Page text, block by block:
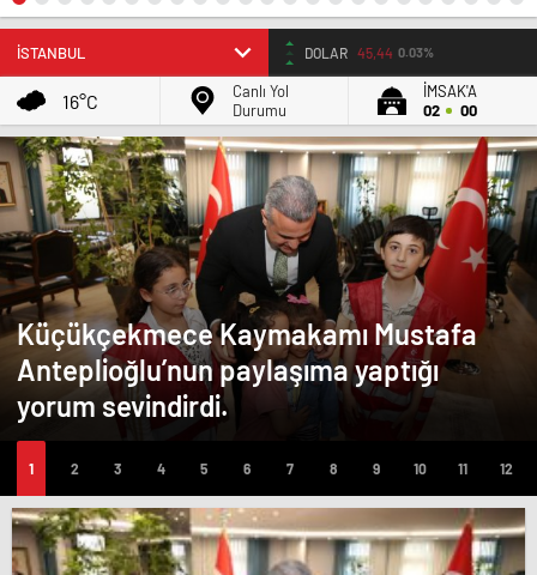
BIST 14.598,47 -1,23
16°C
Canlı Yol
Durumu
İMSAK'A
02
00
Küçükçekmece Kaymakamı Mustafa
Anteplioğlu’nun paylaşıma yaptığı
yorum sevindirdi.